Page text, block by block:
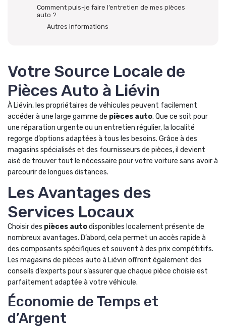
Comment puis-je faire l’entretien de mes pièces
auto ?
Autres informations
Votre Source Locale de
Pièces Auto à Liévin
À Liévin, les propriétaires de véhicules peuvent facilement
accéder à une large gamme de pièces auto. Que ce soit pour
une réparation urgente ou un entretien régulier, la localité
regorge d’options adaptées à tous les besoins. Grâce à des
magasins spécialisés et des fournisseurs de pièces, il devient
aisé de trouver tout le nécessaire pour votre voiture sans avoir à
parcourir de longues distances.
Les Avantages des
Services Locaux
Choisir des pièces autodisponibles localement présente de
nombreux avantages. D’abord, cela permet un accès rapide à
des composants spécifiques et souvent à des prix compétitifs.
Les magasins de pièces auto à Liévin offrent également des
conseils d’experts pour s’assurer que chaque pièce choisie est
parfaitement adaptée à votre véhicule.
Économie de Temps et
d’Argent